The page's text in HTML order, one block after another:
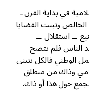
في بداية القرن ـ
وتبنت القضايا
ــ استقلال ــ
الناس فلم يتضح
الوطني فالكل يتبنى
وذاك من منطلق
حول هذا أو ذاك.